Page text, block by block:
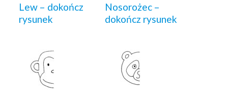
Lew – dokończ
rysunek
Nosorożec –
dokończ rysunek